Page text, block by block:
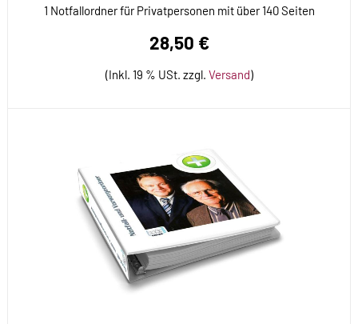
1 Notfallordner für Privatpersonen mit über 140 Seiten
28,50 €
(Inkl. 19 % USt. zzgl. Versand)